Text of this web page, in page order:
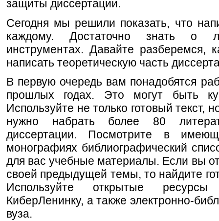
защиты диссертации.
Сегодня мы решили показать, что
каждому. Достаточно знать о
инструментах. Давайте разберемся,
написать теоретическую часть
В первую очередь вам понадобятся
прошлых годах. Это могут быть
Используйте не только готовый текст,
нужно набрать более 80
диссертации. Посмотрите в
монографиях библиографический
для вас учебные материалы. Если вы
своей предыдущей темы, то найдите
Используйте открытые
КиберЛенинку, а также электронно-
вуза.